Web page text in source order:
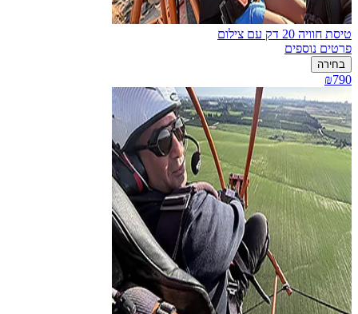
טיסת חוויה 20 דק עם צילום
פרטים נוספים
בחירה
₪790